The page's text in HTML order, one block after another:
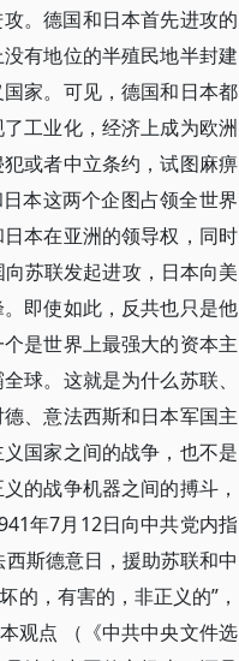
。德国和日本首先进攻的
有地位的半殖民地半封建
家。可见，德国和日本都
工业化，经济上成为欧洲
或者中立条约，试图麻痹
本这两个企图占领全世界
本在亚洲的领导权，同时
苏联发起进攻，日本向美
即使如此，反共也只是他
是世界上最强大的资本主
球。这就是为什么苏联、
、意法西斯和日本军国主
国家之间的战争，也不是
的战争机器之间的搏斗，
年7月12日向中共党内指
斯德意日，援助苏联和中
的，有害的，非正义的”，
观点 （《中共中央文件选